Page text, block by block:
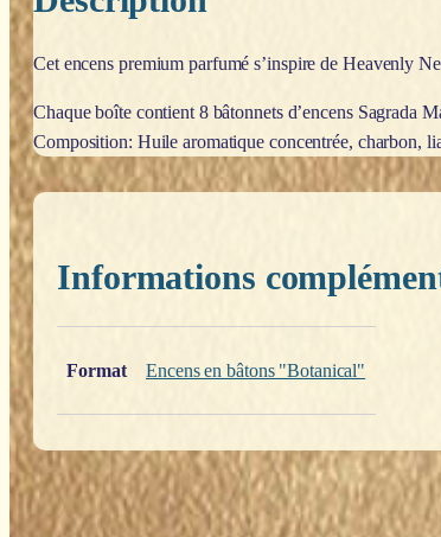
Cet encens premium parfumé s’inspire de Heavenly
Chaque boîte contient 8 bâtonnets d’encens Sagrada
Composition: Huile aromatique concentrée, charbon,
Informations
Format
Encens en bâtons "Botanical"